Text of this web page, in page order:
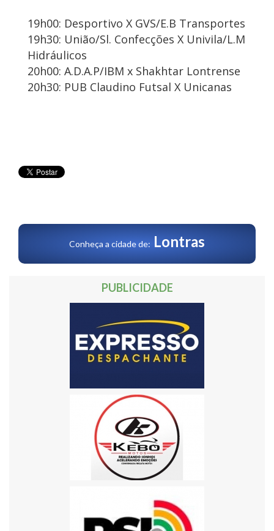
19h00: Desportivo X GVS/E.B Transportes
19h30: União/Sl. Confecções X Univila/L.M
Hidráulicos
20h00: A.D.A.P/IBM x Shakhtar Lontrense
20h30: PUB Claudino Futsal X Unicanas
Conheça a cidade de: Lontras
PUBLICIDADE